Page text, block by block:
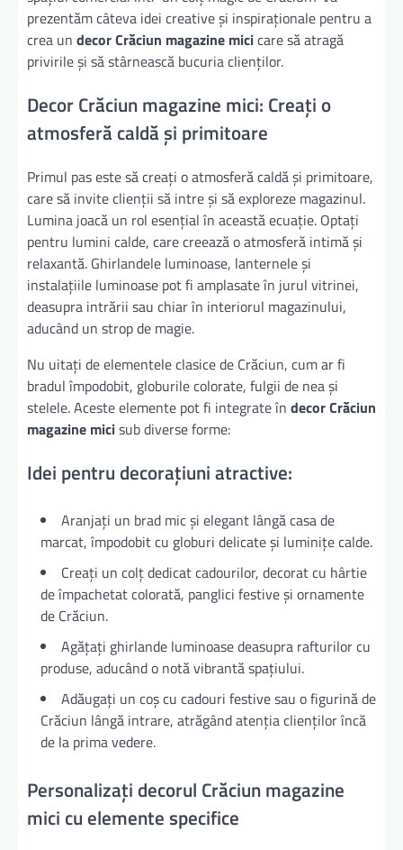
prezentăm câteva idei creative și inspiraționale pentru a
crea un decor Crăciun magazine micicare să atragă
privirile și să stârnească bucuria clienților.
Decor Crăciun magazine mici: Creați o
atmosferă caldă și primitoare
Primul pas este să creați o atmosferă caldă și primitoare,
care să invite clienții să intre și să exploreze magazinul.
Lumina joacă un rol esențial în această ecuație. Optați
pentru lumini calde, care creează o atmosferă intimă și
relaxantă. Ghirlandele luminoase, lanternele și
instalațiile luminoase pot fi amplasate în jurul vitrinei,
deasupra intrării sau chiar în interiorul magazinului,
aducând un strop de magie.
Nu uitați de elementele clasice de Crăciun, cum ar fi
bradul împodobit, globurile colorate, fulgii de nea și
stelele. Aceste elemente pot fi integrate în decor Crăciun
magazine micisub diverse forme:
Idei pentru decorațiuni atractive:
Aranjați un brad mic și elegant lângă casa de
marcat, împodobit cu globuri delicate și luminițe calde.
Creați un colț dedicat cadourilor, decorat cu hârtie
de împachetat colorată, panglici festive și ornamente
de Crăciun.
Agățați ghirlande luminoase deasupra rafturilor cu
produse, aducând o notă vibrantă spațiului.
Adăugați un coș cu cadouri festive sau o figurină de
Crăciun lângă intrare, atrăgând atenția clienților încă
de la prima vedere.
Personalizați decorul Crăciun magazine
mici cu elemente specifice